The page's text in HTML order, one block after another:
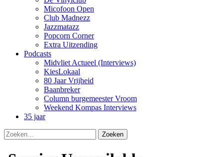
Micofoon Open
Club Madnezz
Jazzmatazz
Popcorn Corner
Extra Uitzending
Podcasts
Midvliet Actueel (Interviews)
KiesLokaal
80 Jaar Vrijheid
Baanbreker
Column burgemeester Vroom
Weekend Kompas Interviews
35 jaar
Zoeken